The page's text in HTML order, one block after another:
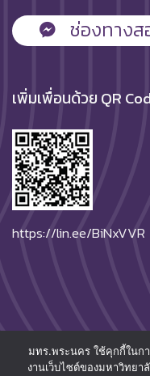
ช่องทาง
เพิ่มเพื่อนด้วย QR
https://lin.ee/BiNxVVR
© 2026Rajamangala
มทร.พระนคร ใช้คุกกี้ในก
งานเว็บไซต์ของมหาวิทย